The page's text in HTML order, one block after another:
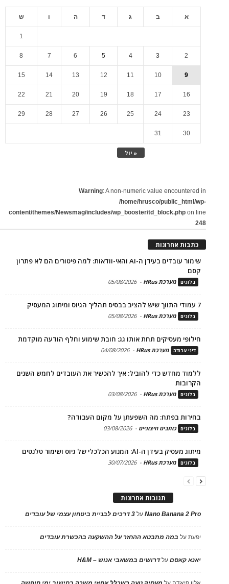
א ב ג ד ה ו ש
« יול
1
2
3
4
5
6
7
8
9
10
11
12
13
14
15
16
17
18
19
20
21
22
23
24
25
26
27
28
29
30
31
Warning: A non-numeric value encountered in
/home/hrusco/public_html/wp-
content/themes/Newsmag/includes/wp_booster/td_block.php on line
248
כתבות אחרונות
שימור עובדים בעידן ה-AI והאי-וודאות: למה פיטורים הם לא פתרון
קסם
בלוגים מערכת HRus -
05/08/2026
7 עמודי התווך שיש להציב בבסיס תהליך הגיוס ומיתוג המעסיק
בלוגים מערכת HRus -
05/08/2026
חילופי מעסיקים תחת אותו גג: חובת שימוע וחלף הודעה מוקדמת
דיני עבודה מערכת HRus -
04/08/2026
ללמוד מחדש כדי להוביל: איך להכשיר את העובדים לחמש השנים
הקרובות
בלוגים מערכת HRus -
03/08/2026
בחירות בפתח: מה השפעתן על מקום העבודה?
בלוגים כותבים חיצוניים -
03/08/2026
מיתוג מעסיק בעידן ה-AI: המנוע הכלכלי של גיוס ושימור טלנטים
בלוגים מערכת HRus -
30/07/2026
תגובות אחרונות
Nano Banana 2 Proעל 3 דרכים לבניית ביטחון עצמי של עובדים
יפעתעל במה מתבטא ההחזר על ההשקעה בהכשרת עובדים
יאנא קאסםעלדרושים במשאבי אנוש – H&M